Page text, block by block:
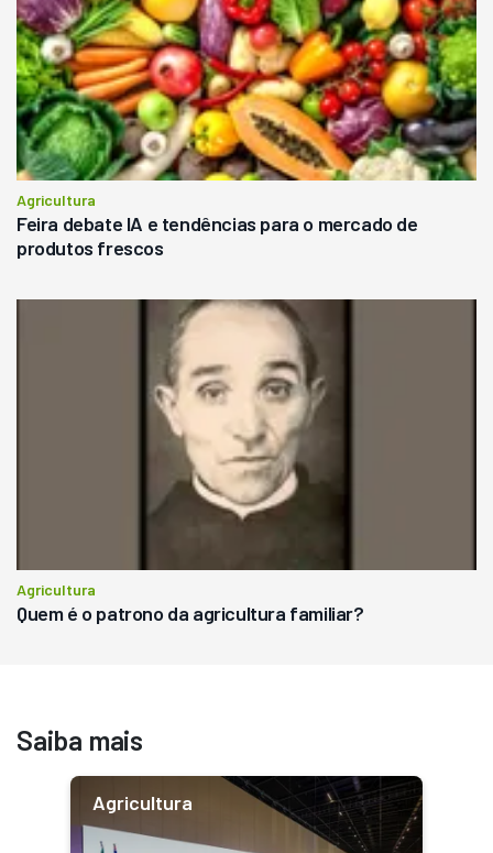
Agricultura
Feira debate IA e tendências para o mercado de
produtos frescos
Agricultura
Quem é o patrono da agricultura familiar?
Saiba mais
Agricultura